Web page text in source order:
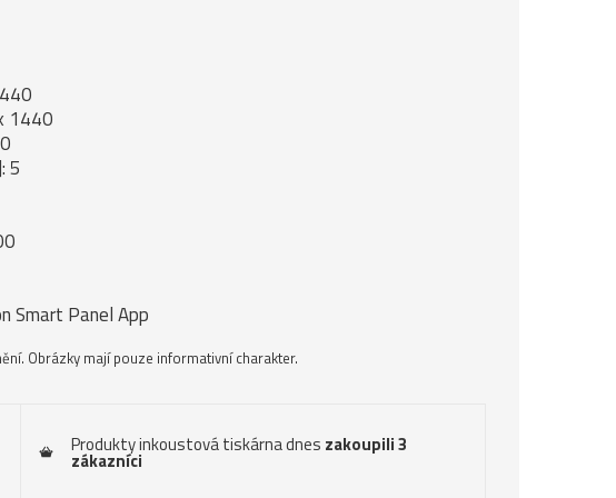
1440
5
Smart Panel App
Obrázky mají pouze informativní charakter.
Produkty inkoustová tiskárna dnes zakoupili 3
zákazníci